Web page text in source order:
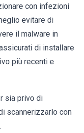
con infezioni
evitare di
il malware in
di installare
più recenti e
sia privo di
scannerizzarlo con
.